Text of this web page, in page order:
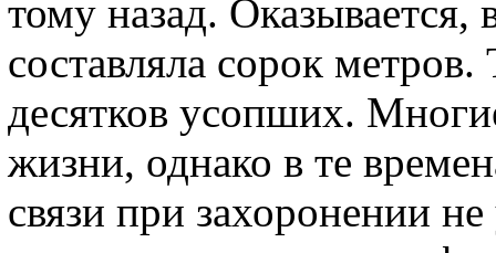
тому назад. Оказывается,
составляла сорок
десятков усопших.
жизни, однако в те
связи при захоронении